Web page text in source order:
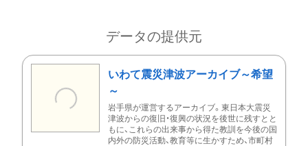
データの提供元
いわて震災津波アーカイブ～希望
～
岩手県が運営するアーカイブ。東日本大震災
津波からの復旧・復興の状況を後世に残すとと
もに、これらの出来事から得た教訓を今後の国
内外の防災活動、教育等に生かすため、市町村